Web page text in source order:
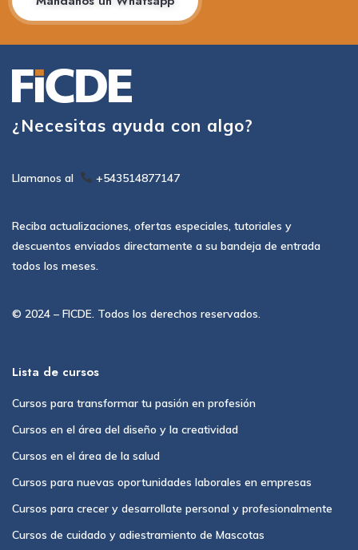
¿Necesitas ayuda con algo?
Llamanos al +543514877147
Reciba actualizaciones, ofertas especiales, tutoriales y
descuentos enviados directamente a su bandeja de entrada
todos los meses.
© 2024 – FICDE. Todos los derechos reservados.
Lista de cursos
Cursos para transformar tu pasión en profesión
Cursos en el área del diseño y la creatividad
Cursos en el área de la salud
Cursos para nuevas oportunidades laborales en empresas
Cursos para crecer y desarrollate personal y profesionalmente
Cursos de cuidado y adiestramiento de Mascotas